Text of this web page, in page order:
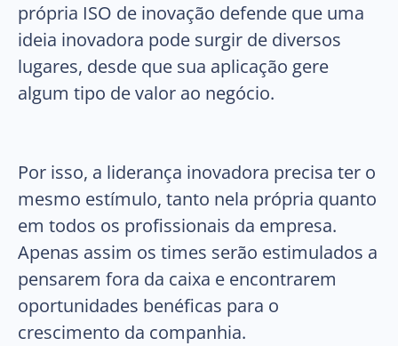
própria ISO de inovação defende que uma
ideia inovadora pode surgir de diversos
lugares, desde que sua aplicação gere
algum tipo de valor ao negócio.
Por isso, a liderança inovadora precisa ter o
mesmo estímulo, tanto nela própria quanto
em todos os profissionais da empresa.
Apenas assim os times serão estimulados a
pensarem fora da caixa e encontrarem
oportunidades benéficas para o
crescimento da companhia.